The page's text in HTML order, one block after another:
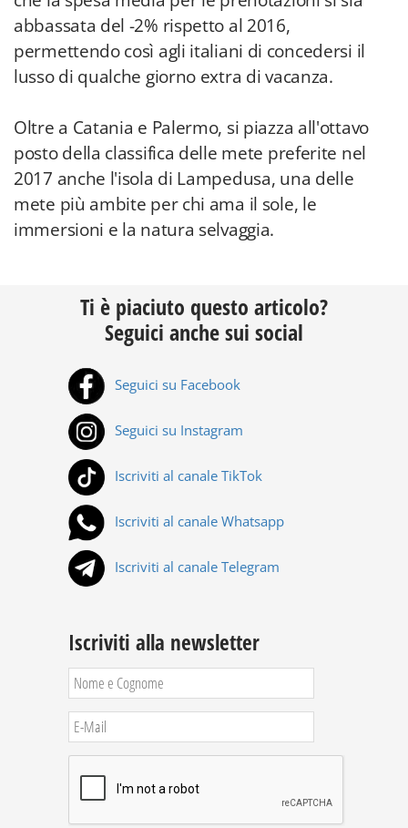
abbassata del -2% rispetto al 2016,
permettendo così agli italiani di concedersi il
lusso di qualche giorno extra di vacanza.
Oltre a Catania e Palermo, si piazza all'ottavo
posto della classifica delle mete preferite nel
2017 anche l'isola di Lampedusa, una delle
mete più ambite per chi ama il sole, le
immersioni e la natura selvaggia.
Ti è piaciuto questo articolo?
Seguici anche sui social
Seguici su Facebook
Seguici su Instagram
Iscriviti al canale TikTok
Iscriviti al canale Whatsapp
Iscriviti al canale Telegram
Iscriviti alla newsletter